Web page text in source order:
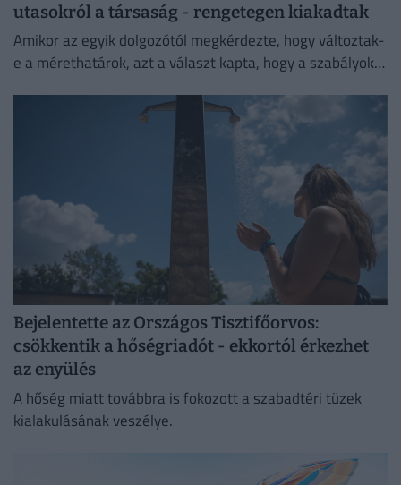
utasokról a társaság - rengetegen kiakadtak
Amikor az egyik dolgozótól megkérdezte, hogy változtak-
e a mérethatárok, azt a választ kapta, hogy a szabályok
Bejelentette az Országos Tisztifőorvos:
csökkentik a hőségriadót - ekkortól érkezhet
az enyülés
A hőség miatt továbbra is fokozott a szabadtéri tüzek
kialakulásának veszélye.